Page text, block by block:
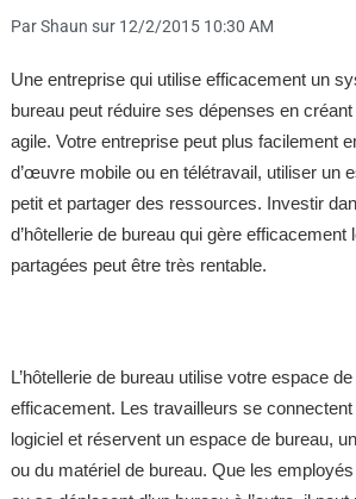
Par Shaun sur 12/2/2015 10:30 AM
Une entreprise qui utilise efficacement un
bureau peut réduire ses dépenses en créant
agile. Votre entreprise peut plus facilement
d’œuvre mobile ou en télétravail, utiliser un
petit et partager des ressources. Investir
d’hôtellerie de bureau qui gère efficacement
partagées peut être très rentable.
L’hôtellerie de bureau utilise votre espace
efficacement. Les travailleurs se
logiciel et réservent un espace de bureau,
ou du matériel de bureau. Que les